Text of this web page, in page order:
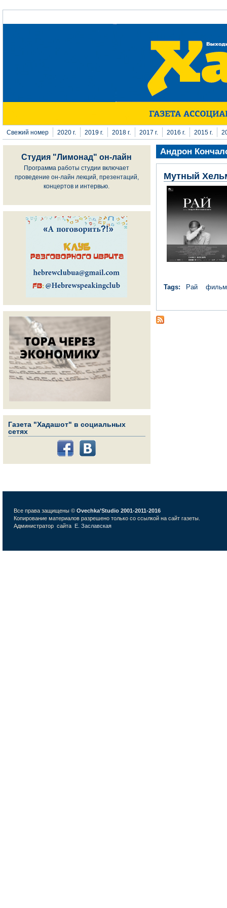
Перейти к основному содержанию
Свежий номер 2020 г. 2019 г. 2018 г. 2017 г. 2016 г. 2015 г.
Студия "Лимонад" он-лайн
Программа работы студии включает
проведение он-лайн лекций, презентаций,
концертов и интервью.
Газета "Хадашот" в социальных
сетях
Андрон
Мутный
Tags: Рай фильм
Все права защищены © Ovechka’Studio 2001-2011-2016
Копирование материалов разрешено только со ссылкой на сайт газеты.
Администратор сайта Е. Заславская